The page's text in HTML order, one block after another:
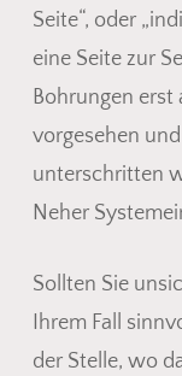
Seite“, oder
eine Seite zur
Bohrungen erst
vorgesehen
unterschritten
Neher
Sollten Sie
Ihrem Fall
der Stelle, wo